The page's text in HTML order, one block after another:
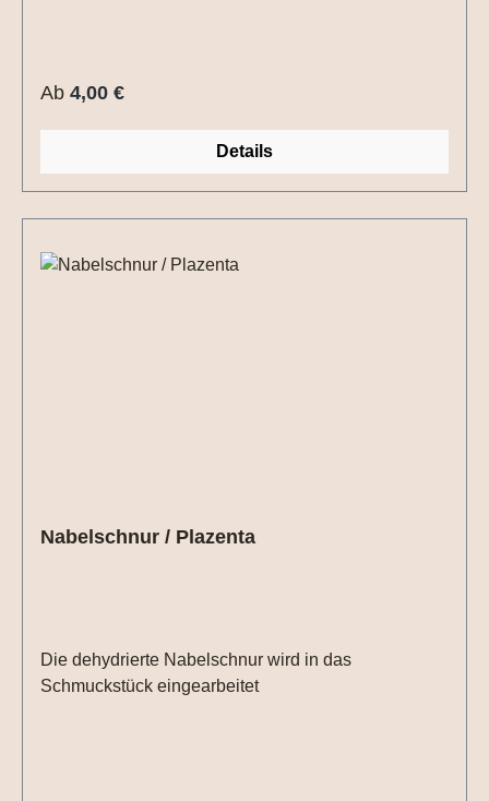
Regulärer Preis:
Ab 4,00 €
Details
Nabelschnur / Plazenta
Die dehydrierte Nabelschnur wird in das
Schmuckstück eingearbeitet